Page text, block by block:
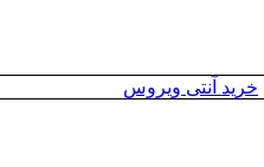
خرید آنتی ویروس